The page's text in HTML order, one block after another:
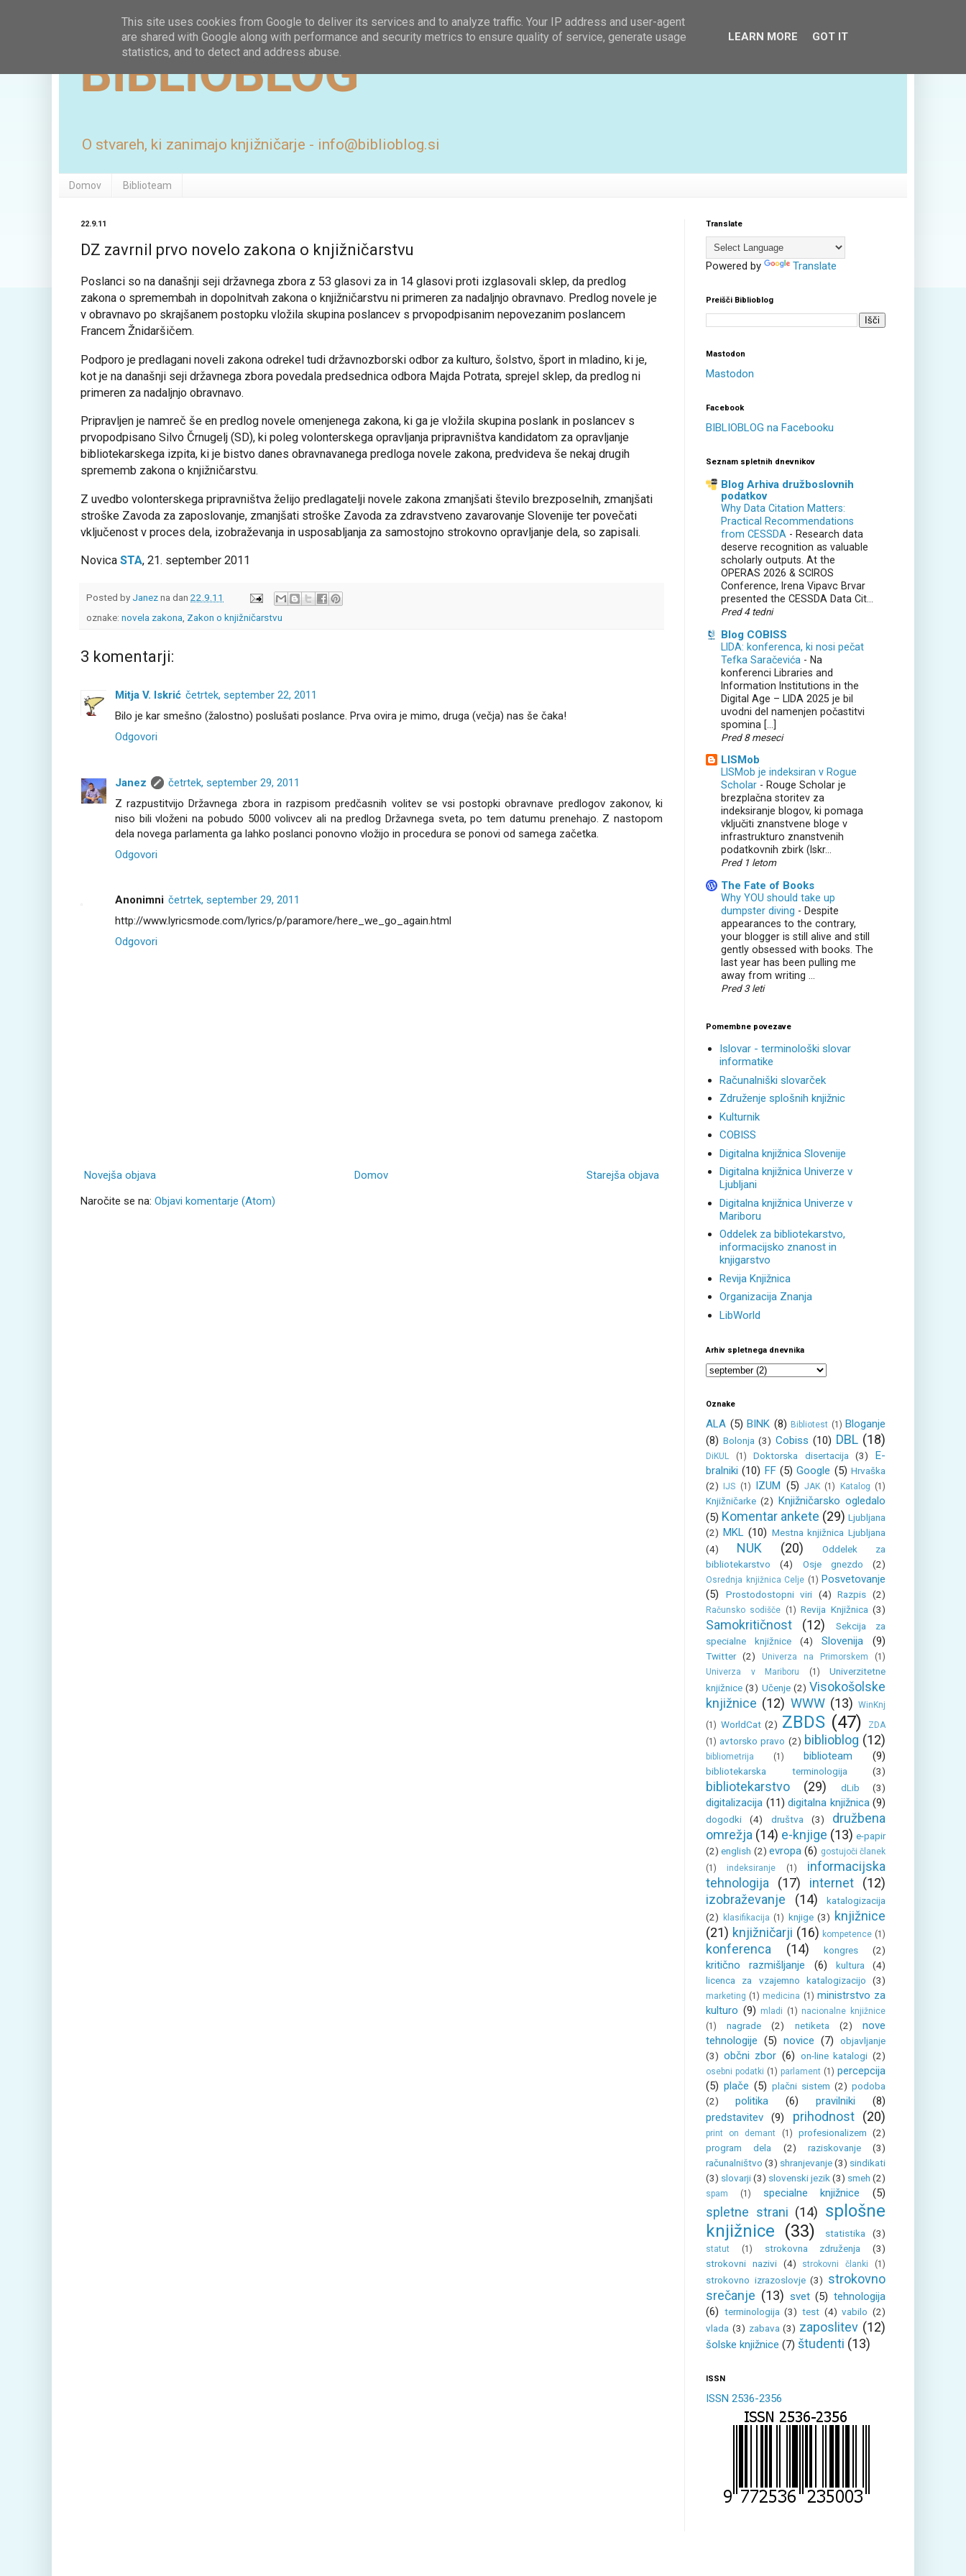
BIBLIOBLOG
O stvareh, ki zanimajo knjižničarje - info@biblioblog.si
Domov Biblioteam
22.9.11
DZ zavrnil prvo novelo zakona o knjižničarstvu
Poslanci so na današnji seji državnega zbora z 53 glasovi za in 14 glasovi proti izglasovali sklep, da predlog
zakona o spremembah in dopolnitvah zakona o knjižničarstvu ni primeren za nadaljnjo obravnavo. Predlog novele je
v obravnavo po skrajšanem postopku vložila skupina poslancev s prvopodpisanim nepovezanim poslancem
Francem Žnidaršičem.
Podporo je predlagani noveli zakona odrekel tudi državnozborski odbor za kulturo, šolstvo, šport in mladino, ki je,
kot je na današnji seji državnega zbora povedala predsednica odbora Majda Potrata, sprejel sklep, da predlog ni
primeren za nadaljnjo obravnavo.
Pripravljen je namreč še en predlog novele omenjenega zakona, ki ga je vložila skupina poslank in poslancev s
prvopodpisano Silvo Črnugelj (SD), ki poleg volonterskega opravljanja pripravništva kandidatom za opravljanje
bibliotekarskega izpita, ki je bistvo danes obravnavanega predloga novele zakona, predvideva še nekaj drugih
sprememb zakona o knjižničarstvu.
Z uvedbo volonterskega pripravništva želijo predlagatelji novele zakona zmanjšati število brezposelnih, zmanjšati
stroške Zavoda za zaposlovanje, zmanjšati stroške Zavoda za zdravstveno zavarovanje Slovenije ter povečati
vključenost v proces dela, izobraževanja in usposabljanja za samostojno strokovno opravljanje dela, so zapisali.
Novica STA, 21. september 2011
Posted by Janezna dan 22.9.11
oznake: novela zakona Zakon o knjižničarstvu
3 komentarji:
Mitja V. Iskrić četrtek, september 22, 2011
Bilo je kar smešno (žalostno) poslušati poslance. Prva ovira je mimo, druga (večja) nas še čaka!
Odgovori
Janez
četrtek, september 29, 2011
Z razpustitvijo Državnega zbora in razpisom predčasnih volitev se vsi postopki obravnave predlogov zakonov, ki
niso bili vloženi na pobudo 5000 volivcev ali na predlog Državnega sveta, po tem datumu prenehajo. Z nastopom
dela novega parlamenta ga lahko poslanci ponovno vložijo in procedura se ponovi od samega začetka.
Odgovori
Anonimni četrtek, september 29, 2011
http://www.lyricsmode.com/lyrics/p/paramore/here_we_go_again.html
Odgovori
Novejša objava Starejša objava
Domov
Naročite se na: Objavi komentarje (Atom)
Translate
Powered by Translate
Preišči Biblioblog
Mastodon
Mastodon
Facebook
BIBLIOBLOG na Facebooku
Seznam spletnih dnevnikov
Blog Arhiva družboslovnih
podatkov
Why Data Citation Matters:
Practical Recommendations
from CESSDA - Research data
deserve recognition as valuable
scholarly outputs. At the
OPERAS 2026 & SCIROS
Conference, Irena Vipavc Brvar
presented the CESSDA Data Cit...
Pred 4 tedni
Blog COBISS
LIDA: konferenca, ki nosi pečat
Tefka Saračevića - Na
konferenci Libraries and
Information Institutions in the
Digital Age – LIDA 2025 je bil
uvodni del namenjen počastitvi
spomina […]
Pred 8 meseci
LISMob
LISMob je indeksiran v Rogue
Scholar - Rouge Scholar je
brezplačna storitev za
indeksiranje blogov, ki pomaga
vključiti znanstvene bloge v
infrastrukturo znanstvenih
podatkovnih zbirk (Iskr...
Pred 1 letom
The Fate of Books
Why YOU should take up
dumpster diving - Despite
appearances to the contrary,
your blogger is still alive and still
gently obsessed with books. The
last year has been pulling me
away from writing ...
Pred 3 leti
Pomembne povezave
Islovar - terminološki slovar
informatike
Računalniški slovarček
Združenje splošnih knjižnic
Kulturnik
COBISS
Digitalna knjižnica Slovenije
Digitalna knjižnica Univerze v
Ljubljani
Digitalna knjižnica Univerze v
Mariboru
Oddelek za bibliotekarstvo,
informacijsko znanost in
knjigarstvo
Revija Knjižnica
Organizacija Znanja
LibWorld
Arhiv spletnega dnevnika
Oznake
ALA (5) BINK (8) Bibliotest (1) Bloganje
(8) Bolonja (3) Cobiss (10) DBL (18)
DiKUL (1) Doktorska disertacija (3)
E-
bralniki (10) FF (5) Google (5) Hrvaška
(2)
IJS (1) IZUM (5) JAK (1) Katalog (1)
Knjižničarke (2) Knjižničarsko ogledalo
(5) Komentar ankete (29) Ljubljana
(2) MKL (10) Mestna knjižnica Ljubljana
(4)
NUK (20)
Oddelek za
bibliotekarstvo
(4) Osje gnezdo (2)
Osrednja knjižnica Celje (1) Posvetovanje
(5)
Prostodostopni viri (4) Razpis (2)
Računsko sodišče (1) Revija Knjižnica (3)
Samokritičnost (12)
Sekcija za
specialne knjižnice
(4) Slovenija (9)
Twitter (2) Univerza na Primorskem
(1)
Univerza v Mariboru
(1)
Univerzitetne
knjižnice (3) Učenje (2) Visokošolske
knjižnice (12) WWW (13) WinKnj
(1) WorldCat (2) ZBDS (47)
ZDA
(1) avtorsko pravo (2) biblioblog (12)
bibliometrija (1) biblioteam (9)
bibliotekarska terminologija (3)
bibliotekarstvo (29) dLib (3)
digitalizacija (11) digitalna knjižnica (9)
dogodki (4) društva (3)
družbena
omrežja (14) e-knjige (13) e-papir
(2) english (2) evropa (6) gostujoči članek
(1)
indeksiranje (1)
informacijska
tehnologija
(17) internet
(12)
izobraževanje
(14)
katalogizacija
(2)
klasifikacija (1) knjige (3) knjižnice
(21) knjižničarji (16) kompetence (1)
konferenca (14) kongres (2)
kritično razmišljanje (6) kultura
(4)
licenca za vzajemno katalogizacijo
(3)
marketing (1) medicina (1) ministrstvo za
kulturo (9) mladi (1) nacionalne knjižnice
(1)
nagrade (2) netiketa (2)
nove
tehnologije (5) novice (7)
objavljanje
(3) občni zbor (6) on-line katalogi (2)
osebni podatki (1) parlament (1) percepcija
(5) plače (5) plačni sistem (2) podoba
(2)
politika (6) pravilniki
(8)
predstavitev
(9) prihodnost (20)
print on demant (1) profesionalizem (2)
program dela
(2) raziskovanje
(3)
računalništvo (3) shranjevanje(3) sindikati
(3) slovarji(3) slovenski jezik(3) smeh (2)
spam (1) specialne knjižnice (5)
spletne strani (14) splošne
knjižnice (33) statistika (3)
statut (1) strokovna združenja
(3)
strokovni nazivi (4) strokovni članki (1)
strokovno izrazoslovje (3) strokovno
srečanje (13) svet (5) tehnologija
(6) terminologija (3) test (4) vabilo (2)
vlada (3) zabava (3) zaposlitev (12)
šolske knjižnice (7) študenti (13)
ISSN
ISSN 2536-2356
This site uses cookies from Google to deliver its services and to analyze traffic. Your IP address and user-agent
are shared with Google along with performance and security metrics to ensure quality of service, generate usage
statistics, and to detect and address abuse.
LEARN MORE GOT IT